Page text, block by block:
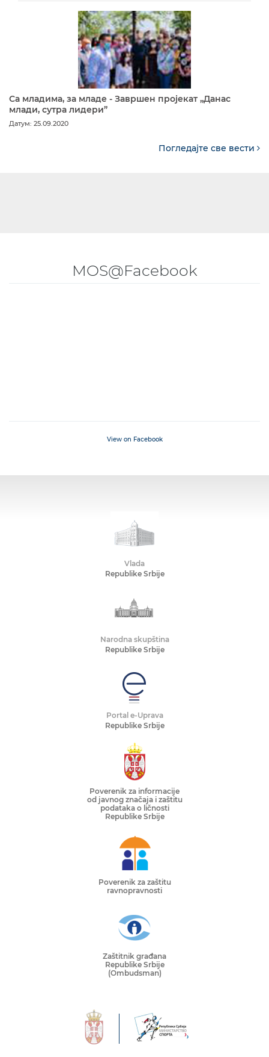
Са младима, за младе - Завршен пројекат „Данас
млади, сутра лидери”
Датум: 25.09.2020
Погледајте све вести
MOS@Facebook
View on Facebook
Vlada
Republike Srbije
Narodna skupština
Republike Srbije
Portal e-Uprava
Republike Srbije
Poverenik za informacije
od javnog značaja i zaštitu
podataka o ličnosti
Republike Srbije
Poverenik za zaštitu
ravnopravnosti
Zaštitnik građana
Republike Srbije
(Ombudsman)